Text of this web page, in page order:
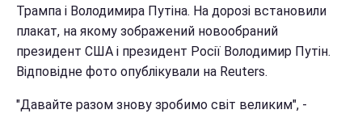
Трампа і Володимира Путіна. На дорозі встановили
плакат, на якому зображений новообраний
президент США і президент Росії Володимир Путін.
Відповідне фото опублікували на Reuters.
"Давайте разом знову зробимо світ великим", -